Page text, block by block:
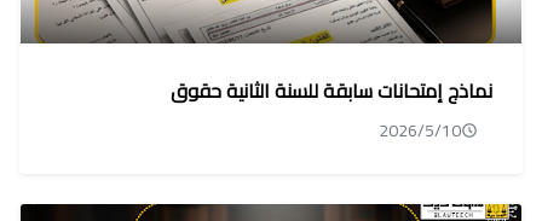
نماذج إمتحانات سابقة للسنة الثانية حقوق
2026/5/10